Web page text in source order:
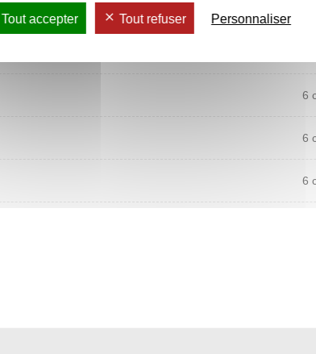
6
6
6
Tout accepter Tout refuser Personnaliser